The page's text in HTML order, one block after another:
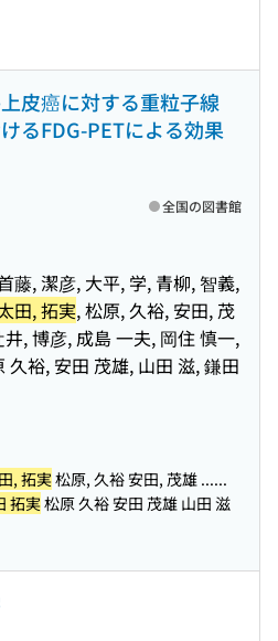
皮癌に対する重粒子線
るFDG-PETによる効果
藤, 潔彦, 大平, 学, 青柳, 智義,
田, 拓実, 松原, 久裕, 安田, 茂
, 博彦, 成島 一夫, 岡住 慎一,
久裕, 安田 茂雄, 山田 滋, 鎌田
全国の図書館
, 拓実松原, 久裕 安田, 茂雄 ......
拓実松原 久裕 安田 茂雄 山田 滋